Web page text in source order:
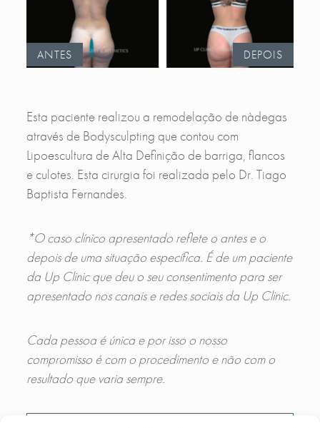
ANTES DEPOIS
Esta paciente realizou a remodelação de nàdegas
através de Bodysculpting que contou com
Lipoescultura de Alta Definição de barriga, flancos
e culotes. Esta cirurgia foi realizada pelo Dr. Tiago
Baptista Fernandes.
*O caso clínico apresentado reflete o antes e o
depois de uma situação específica. É de um paciente
da Up Clinic que deu o seu consentimento para ser
apresentado nos canais e redes sociais da Up Clinic.
Cada pessoa é única e por isso o nosso
compromisso é com o procedimento e não com o
resultado que varia sempre.